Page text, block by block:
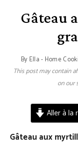
Everyday
Ingredients
Gâteau
By Ella - Home
This post may contain
on our
Aller à la
Gâteau aux